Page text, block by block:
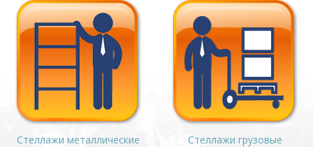
Стеллажи металлические Стеллажи грузовые